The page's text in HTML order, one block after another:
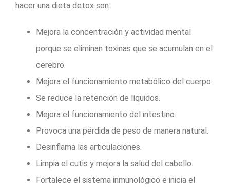
hacer una dieta detox son:
Mejora la concentración y actividad mental
porque se eliminan toxinas que se acumulan en el
cerebro.
Mejora el funcionamiento metabólico del cuerpo.
Se reduce la retención de líquidos.
Mejora el funcionamiento del intestino.
Provoca una pérdida de peso de manera natural.
Desinflama las articulaciones.
Limpia el cutis y mejora la salud del cabello.
Fortalece el sistema inmunológico e inicia el